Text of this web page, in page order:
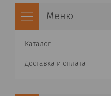
Каталог
Доставка и оплата